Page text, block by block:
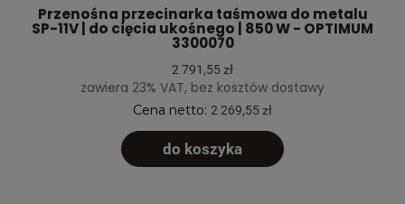
Przenośna przecinarka taśmowa do metalu
SP-11V | do cięcia ukośnego | 850 W - OPTIMUM
3300070
2 791,55 zł
zawiera 23% VAT, bez kosztów dostawy
Cena netto: 2 269,55 zł
do koszyka